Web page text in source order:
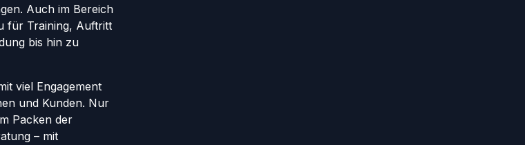
Auch im Bereich
für Training, Auftritt
bis hin zu
viel Engagement
und Kunden. Nur
Packen der
– mit